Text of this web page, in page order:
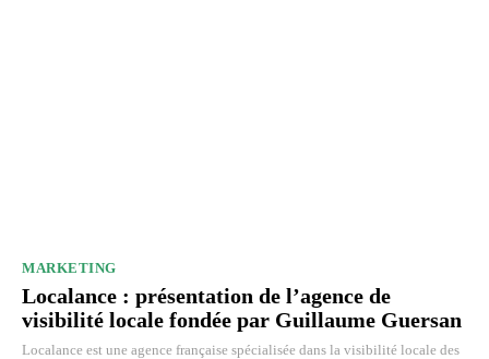
MARKETING
Localance : présentation de l’agence de
visibilité locale fondée par Guillaume Guersan
Localance est une agence française spécialisée dans la visibilité locale des